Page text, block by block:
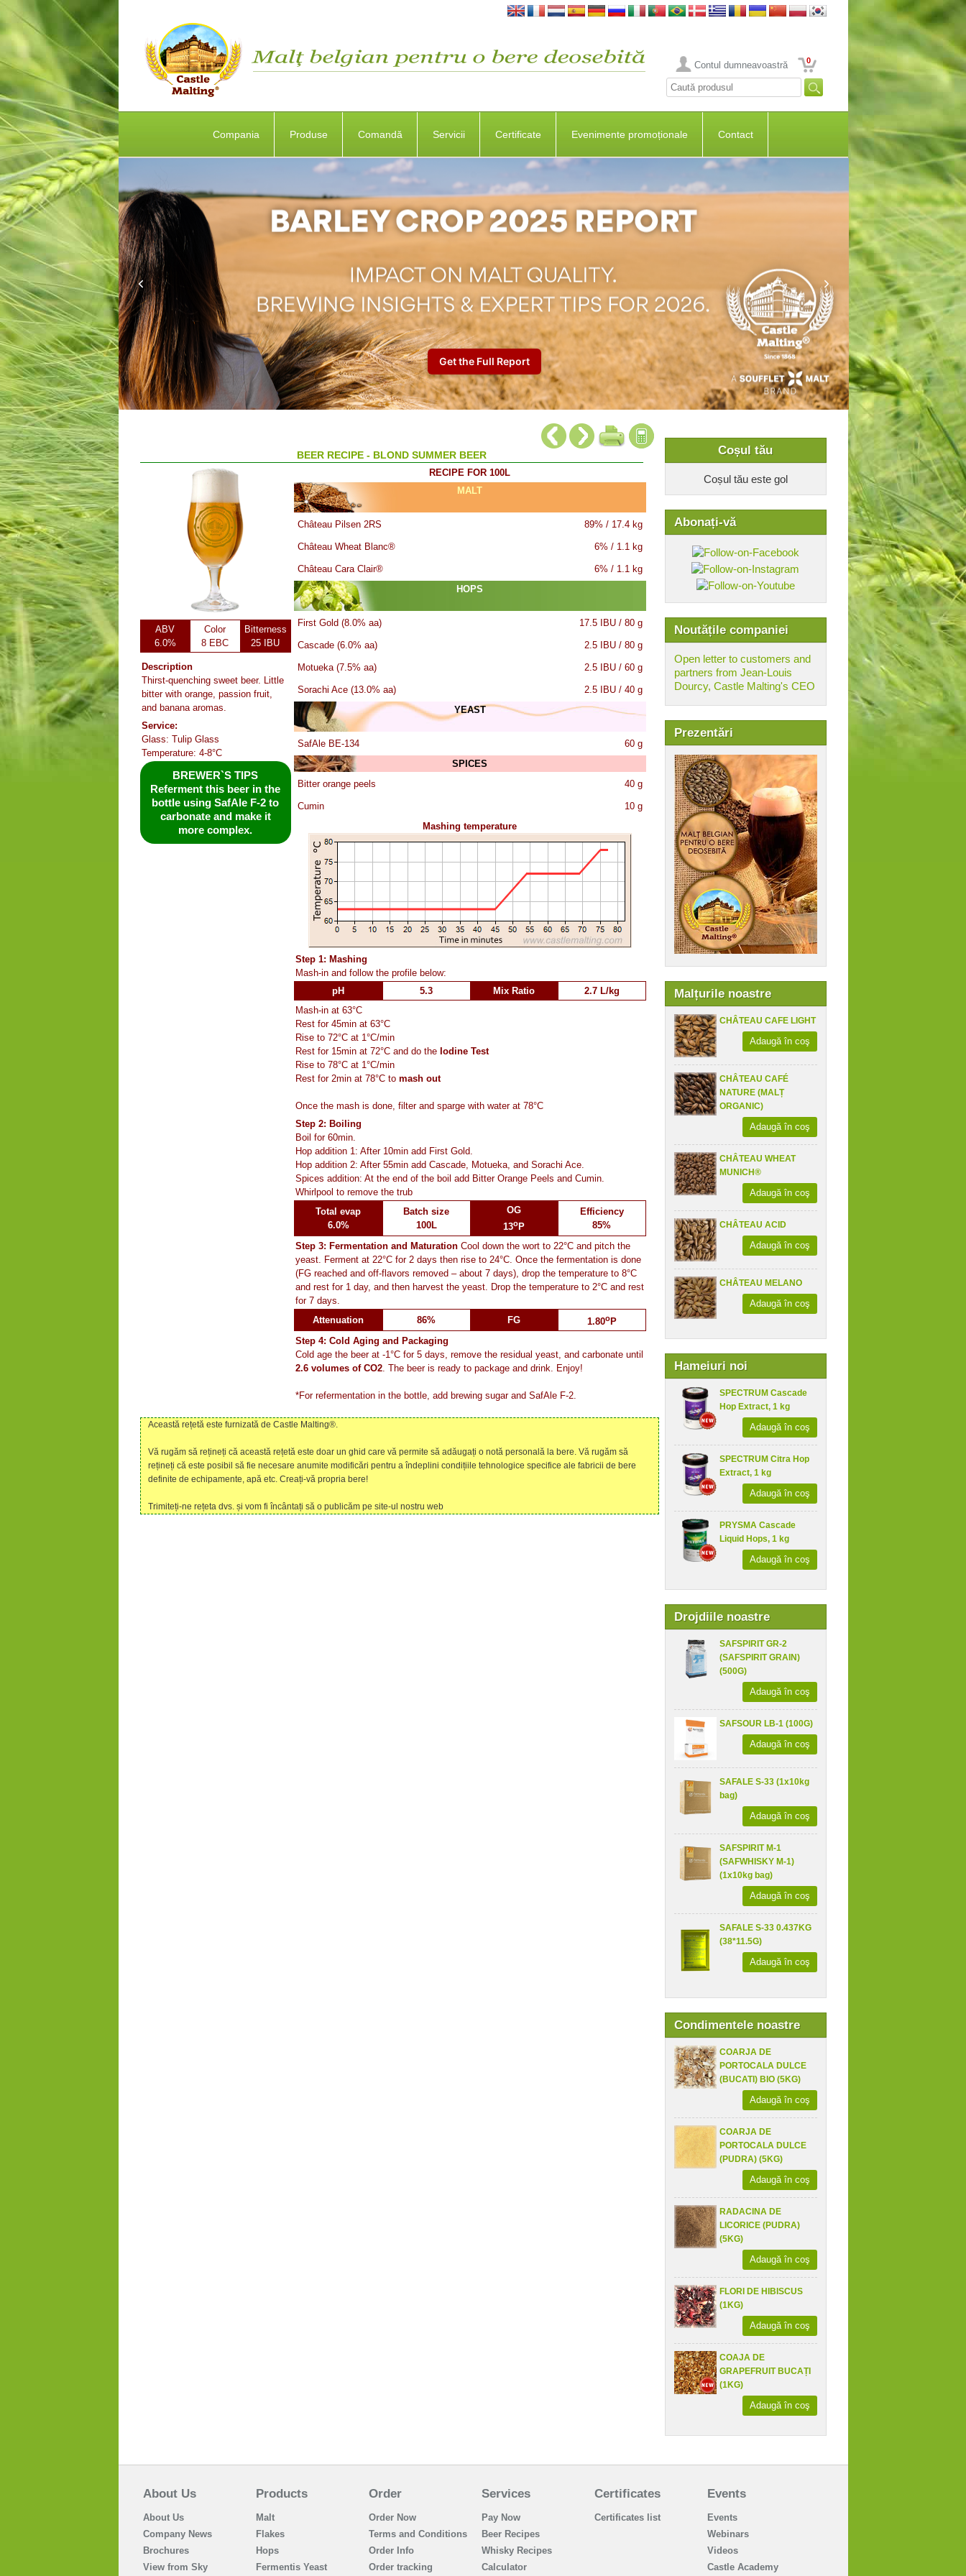
Contul dumneavoastră 0
Compania Produse Comandă Servicii Certificate Evenimente promoționale Contact
Coșul tău
Coșul tău este gol
Abonați-vă
Noutățile companiei
Open letter to customers and
partners from Jean-Louis
Dourcy, Castle Malting's CEO
Prezentări
Malțurile noastre
CHÂTEAU CAFE LIGHT
Adaugă în coş
CHÂTEAU CAFÉ
NATURE (MALȚ
ORGANIC)
Adaugă în coş
CHÂTEAU WHEAT
MUNICH®
Adaugă în coş
CHÂTEAU ACID
Adaugă în coş
CHÂTEAU MELANO
Adaugă în coş
Hameiuri noi
SPECTRUM Cascade
Hop Extract, 1 kg
Adaugă în coş
SPECTRUM Citra Hop
Extract, 1 kg
Adaugă în coş
PRYSMA Cascade
Liquid Hops, 1 kg
Adaugă în coş
Drojdiile noastre
SAFSPIRIT GR-2
(SAFSPIRIT GRAIN)
(500G)
Adaugă în coş
SAFSOUR LB-1 (100G)
Adaugă în coş
SAFALE S-33 (1x10kg
bag)
Adaugă în coş
SAFSPIRIT M-1
(SAFWHISKY M-1)
(1x10kg bag)
Adaugă în coş
SAFALE S-33 0.437KG
(38*11.5G)
Adaugă în coş
Condimentele noastre
COARJA DE
PORTOCALA DULCE
(BUCATI) BIO (5KG)
Adaugă în coş
COARJA DE
PORTOCALA DULCE
(PUDRA) (5KG)
Adaugă în coş
RADACINA DE
LICORICE (PUDRA)
(5KG)
Adaugă în coş
FLORI DE HIBISCUS
(1KG)
Adaugă în coş
COAJA DE
GRAPEFRUIT BUCAȚI
(1KG)
Adaugă în coş
BEER RECIPE - BLOND SUMMER BEER
ABV
6.0%
Color
8 EBC
Bitterness
25 IBU
Description
Thirst-quenching sweet beer. Little
bitter with orange, passion fruit,
and banana aromas.
Service:
Glass: Tulip Glass
Temperature: 4-8°C
BREWER`S TIPS
Referment this beer in the
bottle using SafAle F-2 to
carbonate and make it
more complex.
RECIPE FOR 100L
MALT
Château Pilsen 2RS 89% / 17.4 kg
Château Wheat Blanc® 6% / 1.1 kg
Château Cara Clair®
6% / 1.1 kg
HOPS
First Gold (8.0% aa) 17.5 IBU / 80 g
Cascade (6.0% aa) 2.5 IBU / 80 g
Motueka (7.5% aa) 2.5 IBU / 60 g
Sorachi Ace (13.0% aa)
2.5 IBU / 40 g
YEAST
SafAle BE-134
60 g
SPICES
Bitter orange peels
40 g
Cumin
10 g
Mashing temperature
Step 1: Mashing
Mash-in and follow the profile below:
pH
5.3 Mix Ratio
2.7 L/kg
Mash-in at 63°C
Rest for 45min at 63°C
Rise to 72°C at 1°C/min
Rest for 15min at 72°C and do the Iodine Test
Rise to 78°C at 1°C/min
Rest for 2min at 78°C to mash out
Once the mash is done, filter and sparge with water at 78°C
Step 2: Boiling
Boil for 60min.
Hop addition 1: After 10min add First Gold.
Hop addition 2: After 55min add Cascade, Motueka, and Sorachi Ace.
Spices addition: At the end of the boil add Bitter Orange Peels and Cumin.
Whirlpool to remove the trub
Total evap
6.0%
Batch size
100L
OG
13oP
Efficiency
85%
Step 3: Fermentation and Maturation Cool down the wort to 22°C and pitch the
yeast. Ferment at 22°C for 2 days then rise to 24°C. Once the fermentation is done
(FG reached and off-flavors removed – about 7 days), drop the temperature to 8°C
and rest for 1 day, and then harvest the yeast. Drop the temperature to 2°C and rest
for 7 days.
Attenuation
86% FG 1.80oP
Step 4: Cold Aging and Packaging
Cold age the beer at -1°C for 5 days, remove the residual yeast, and carbonate until
2.6 volumes of CO2. The beer is ready to package and drink. Enjoy!
*For refermentation in the bottle, add brewing sugar and SafAle F-2.
Această rețetă este furnizată de Castle Malting®.
Vă rugăm să rețineți că această rețetă este doar un ghid care vă permite să adăugați o notă personală la bere. Vă rugăm să
rețineți că este posibil să fie necesare anumite modificări pentru a îndeplini condițiile tehnologice specifice ale fabricii de bere
definite de echipamente, apă etc. Creați-vă propria bere!
Trimiteți-ne rețeta dvs. și vom fi încântați să o publicăm pe site-ul nostru web
About Us
About Us
Company News
Brochures
View from Sky
Products
Malt
Flakes
Hops
Fermentis Yeast
Order
Order Now
Terms and Conditions
Order Info
Order tracking
Services
Pay Now
Beer Recipes
Whisky Recipes
Calculator
Certificates
Certificates list
Events
Events
Webinars
Videos
Castle Academy